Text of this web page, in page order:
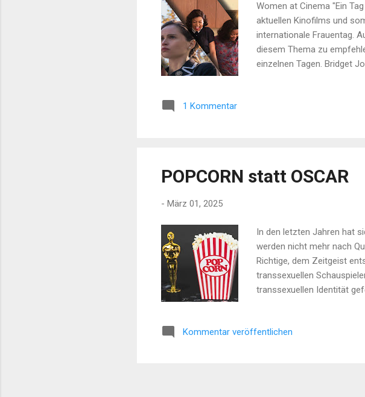
Women at Cinema "Ein
aktuellen Kinofilms und
internationale Frauentag.
diesem Thema zu
einzelnen Tagen. Bridget
Sowohl für "Mädchen",
1 Kommentar
POPCORN statt OSCAR
- März 01, 2025
In den letzten Jahren hat
werden nicht mehr nach
Richtige, dem Zeitgeist
transsexuellen
transsexuellen Identität
Rolle gespielt zu haben.
Kommentar veröffentlichen